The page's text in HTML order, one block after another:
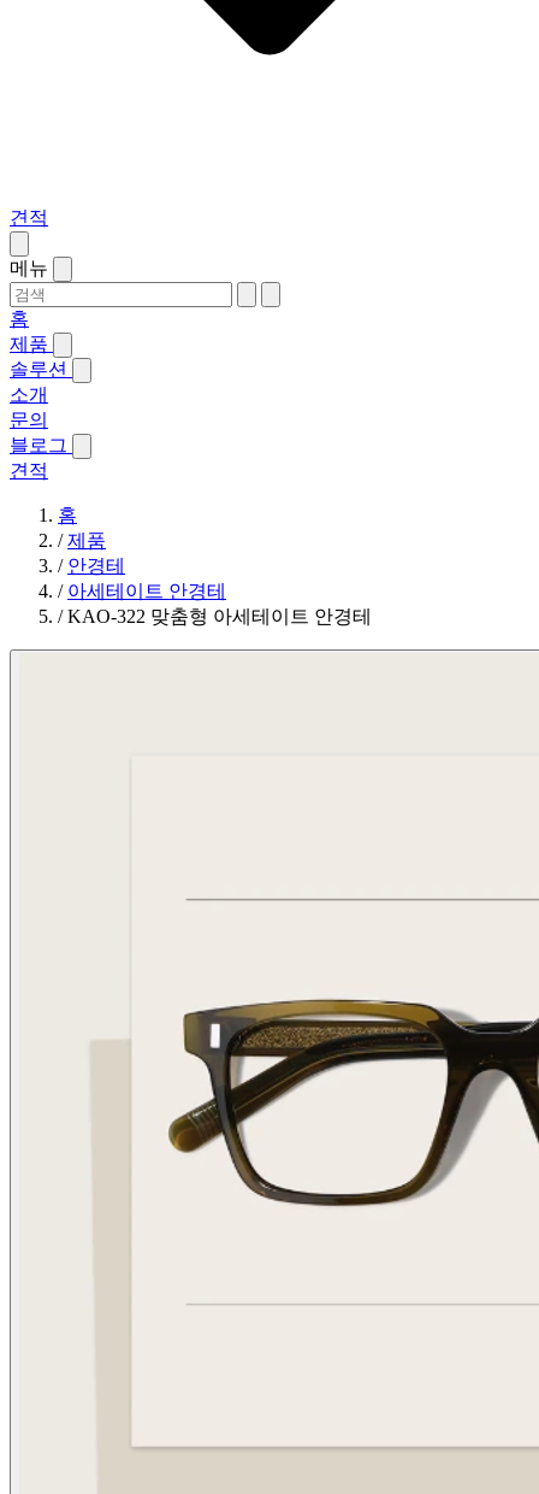
견적
메뉴
홈
제품
솔루션
소개
문의
블로그
견적
홈
/제품
/ 안경테
/ 아세테이트 안경테
/KAO-322 맞춤형 아세테이트 안경테